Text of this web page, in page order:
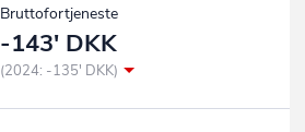
Bruttofortjeneste
-143' DKK
(2024: -135' DKK)